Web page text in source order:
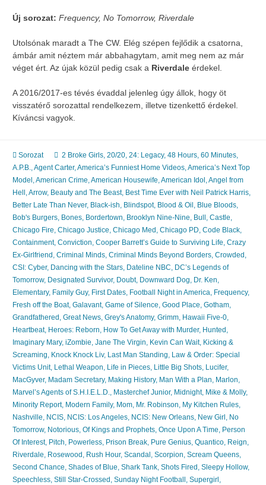
Új sorozat: Frequency, No Tomorrow, Riverdale
Utolsónak maradt a The CW. Elég szépen fejlődik a csatorna,
ámbár amit néztem már abbahagytam, amit meg nem az már
véget ért. Az újak közül pedig csak a Riverdale érdekel.
A 2016/2017-es tévés évaddal jelenleg úgy állok, hogy öt
visszatérő sorozattal rendelkezem, illetve tizenkettő érdekel.
Kíváncsi vagyok.
Sorozat 2 Broke Girls, 20/20, 24: Legacy, 48 Hours, 60 Minutes,
A.P.B.,Agent Carter,America’s Funniest Home Videos,America’s Next Top
Model ,American Crime,American Housewife,American Idol ,Angel from
Hell ,Arrow, Beauty and The Beast, Best Time Ever with Neil Patrick Harris,
Better Late Than Never, Black-ish, Blindspot, Blood & Oil , Blue Bloods,
Bob's Burgers, Bones, Bordertown, Brooklyn Nine-Nine, Bull , Castle,
Chicago Fire, Chicago Justice, Chicago Med , Chicago PD, Code Black,
Containment, Conviction, Cooper Barrett’s Guide to Surviving Life, Crazy
Ex-Girlfriend , Criminal Minds, Criminal Minds Beyond Borders, Crowded ,
CSI: Cyber, Dancing with the Stars, Dateline NBC, DC’s Legends of
Tomorrow, Designated Survivor, Doubt, Downward Dog, Dr. Ken,
Elementary, Family Guy, First Dates, Football Night in America, Frequency,
Fresh off the Boat, Galavant, Game of Silence, Good Place, Gotham,
Grandfathered , Great News, Grey's Anatomy, Grimm, Hawaii Five-0,
Heartbeat, Heroes: Reborn, How To Get Away with Murder, Hunted ,
Imaginary Mary, iZombie, Jane The Virgin, Kevin Can Wait, Kicking &
Screaming, Knock Knock Liv, Last Man Standing, Law & Order: Special
Victims Unit, Lethal Weapon, Life in Pieces, Little Big Shots, Lucifer,
MacGyver, Madam Secretary, Making History, Man With a Plan, Marlon,
Marvel’s Agents of S.H.I.E.L.D., Masterchef Junior, Midnight, Mike & Molly,
Minority Report, Modern Family, Mom, Mr. Robinson, My Kitchen Rules,
Nashville, NCIS, NCIS: Los Angeles, NCIS: New Orleans, New Girl , No
Tomorrow, Notorious, Of Kings and Prophets, Once Upon A Time, Person
Of Interest, Pitch, Powerless, Prison Break, Pure Genius, Quantico, Reign,
Riverdale, Rosewood , Rush Hour, Scandal , Scorpion, Scream Queens,
Second Chance, Shades of Blue, Shark Tank, Shots Fired , Sleepy Hollow,
Speechless, Still Star-Crossed , Sunday Night Football , Supergirl ,